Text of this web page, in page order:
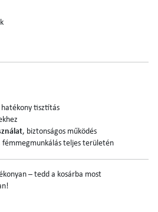
hatékony tisztítás
, biztonságos működés
fémmegmunkálás teljes területén
– tedd a kosárba most